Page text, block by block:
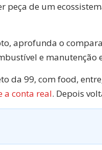
de um
aprofunda o
e manutenção
da 99, com food,
a conta real. Depois